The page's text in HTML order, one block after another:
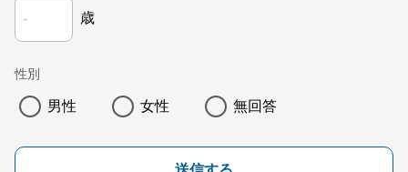
歳
性別
男性 女性 無回答